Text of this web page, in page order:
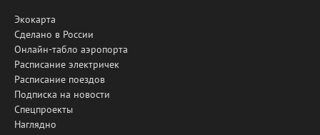
Экокарта
Сделано в России
Онлайн-табло аэропорта
Расписание электричек
Расписание поездов
Подписка на новости
Спецпроекты
Наглядно